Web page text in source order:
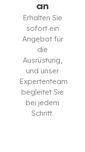
an
Erhalten Sie
sofort ein
Angebot für
die
Ausrüstung,
und unser
Expertenteam
begleitet Sie
bei jedem
Schritt.